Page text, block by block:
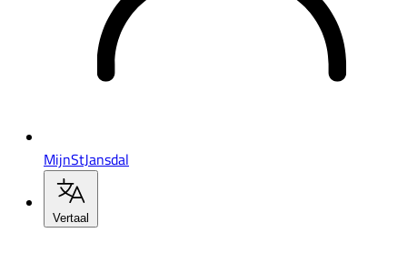
MijnStJansdal
Vertaal